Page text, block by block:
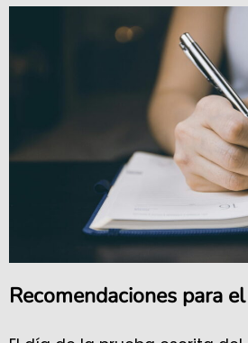
Recomendaciones para